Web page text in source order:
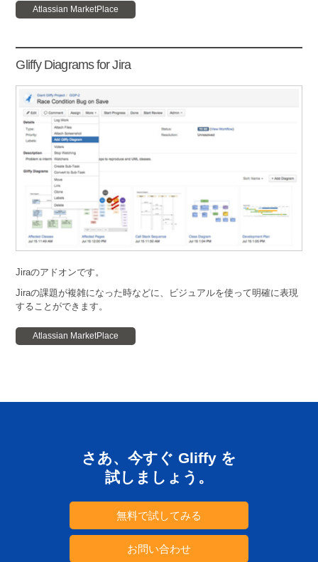
Atlassian MarketPlace
Gliffy Diagrams for Jira
Jiraのアドオンです。
Jiraの課題が複雑になった時などに、ビジュアルを使って明確に表現
することができます。
Atlassian MarketPlace
さあ、今すぐ Gliffy を
試しましょう。
無料で試してみる
お問い合わせ